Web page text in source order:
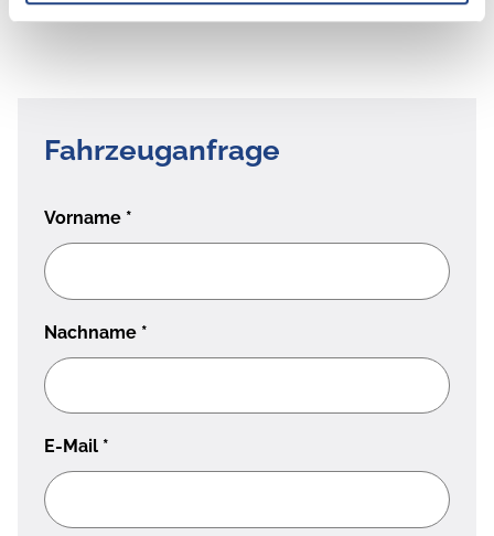
Auflastung auf 1200kg ohne technische Änderung
Fahrzeuganfrage
Vorname *
Nachname *
E-Mail *